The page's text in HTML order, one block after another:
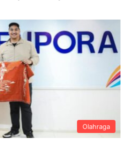
Olahraga